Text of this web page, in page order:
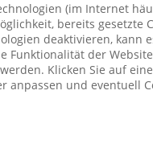
(im Internet
bereits gesetzte
deaktivieren,
Funktionalität der
Klicken Sie auf
anpassen und eventuell